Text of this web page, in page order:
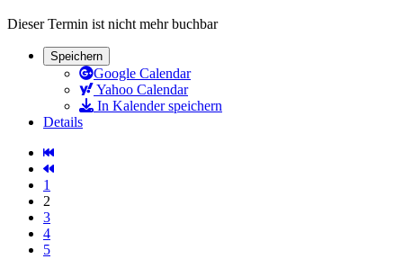
Dieser Termin ist nicht mehr buchbar
Speichern
Google Calendar
Yahoo Calendar
In Kalender speichern
Details
1
2
3
4
5